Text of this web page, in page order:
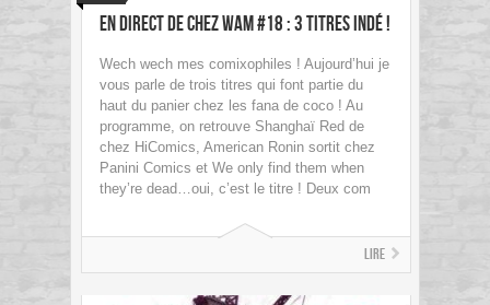
En direct de chez Wam #18 : 3 titres indé !
Wech wech mes comixophiles ! Aujourd’hui je
vous parle de trois titres qui font partie du
haut du panier chez les fana de coco ! Au
programme, on retrouve Shanghaï Red de
chez HiComics, American Ronin sortit chez
Panini Comics et We only find them when
they’re dead…oui, c’est le titre ! Deux com
Lire